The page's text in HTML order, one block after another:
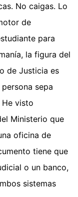
No caigas. Lo
de
para
la figura del
de Justicia es
sepa
visto
Ministerio que
oficina de
tiene que
o un banco,
sistemas